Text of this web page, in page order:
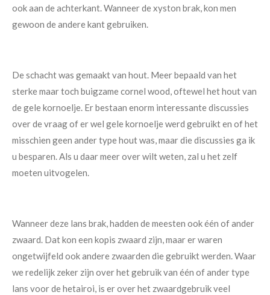
ook aan de achterkant. Wanneer de xyston brak, kon men
gewoon de andere kant gebruiken.
De schacht was gemaakt van hout. Meer bepaald van het
sterke maar toch buigzame cornel wood, oftewel het hout van
de gele kornoelje. Er bestaan enorm interessante discussies
over de vraag of er wel gele kornoelje werd gebruikt en of het
misschien geen ander type hout was, maar die discussies ga ik
u besparen. Als u daar meer over wilt weten, zal u het zelf
moeten uitvogelen.
Wanneer deze lans brak, hadden de meesten ook één of ander
zwaard. Dat kon een kopis zwaard zijn, maar er waren
ongetwijfeld ook andere zwaarden die gebruikt werden. Waar
we redelijk zeker zijn over het gebruik van één of ander type
lans voor de hetairoi, is er over het zwaardgebruik veel